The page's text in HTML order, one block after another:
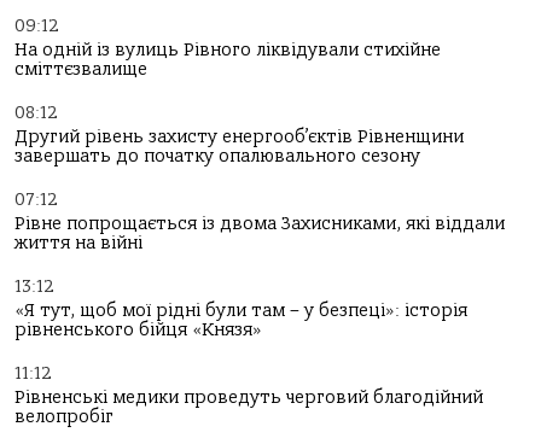
09:12
На одній із вулиць Рівного ліквідували стихійне
сміттєзвалище
08:12
Другий рівень захисту енергооб’єктів Рівненщини
завершать до початку опалювального сезону
07:12
Рівне попрощається із двома Захисниками, які віддали
життя на війні
13:12
«Я тут, щоб мої рідні були там – у безпеці»: історія
рівненського бійця «Князя»
11:12
Рівненські медики проведуть черговий благодійний
велопробіг